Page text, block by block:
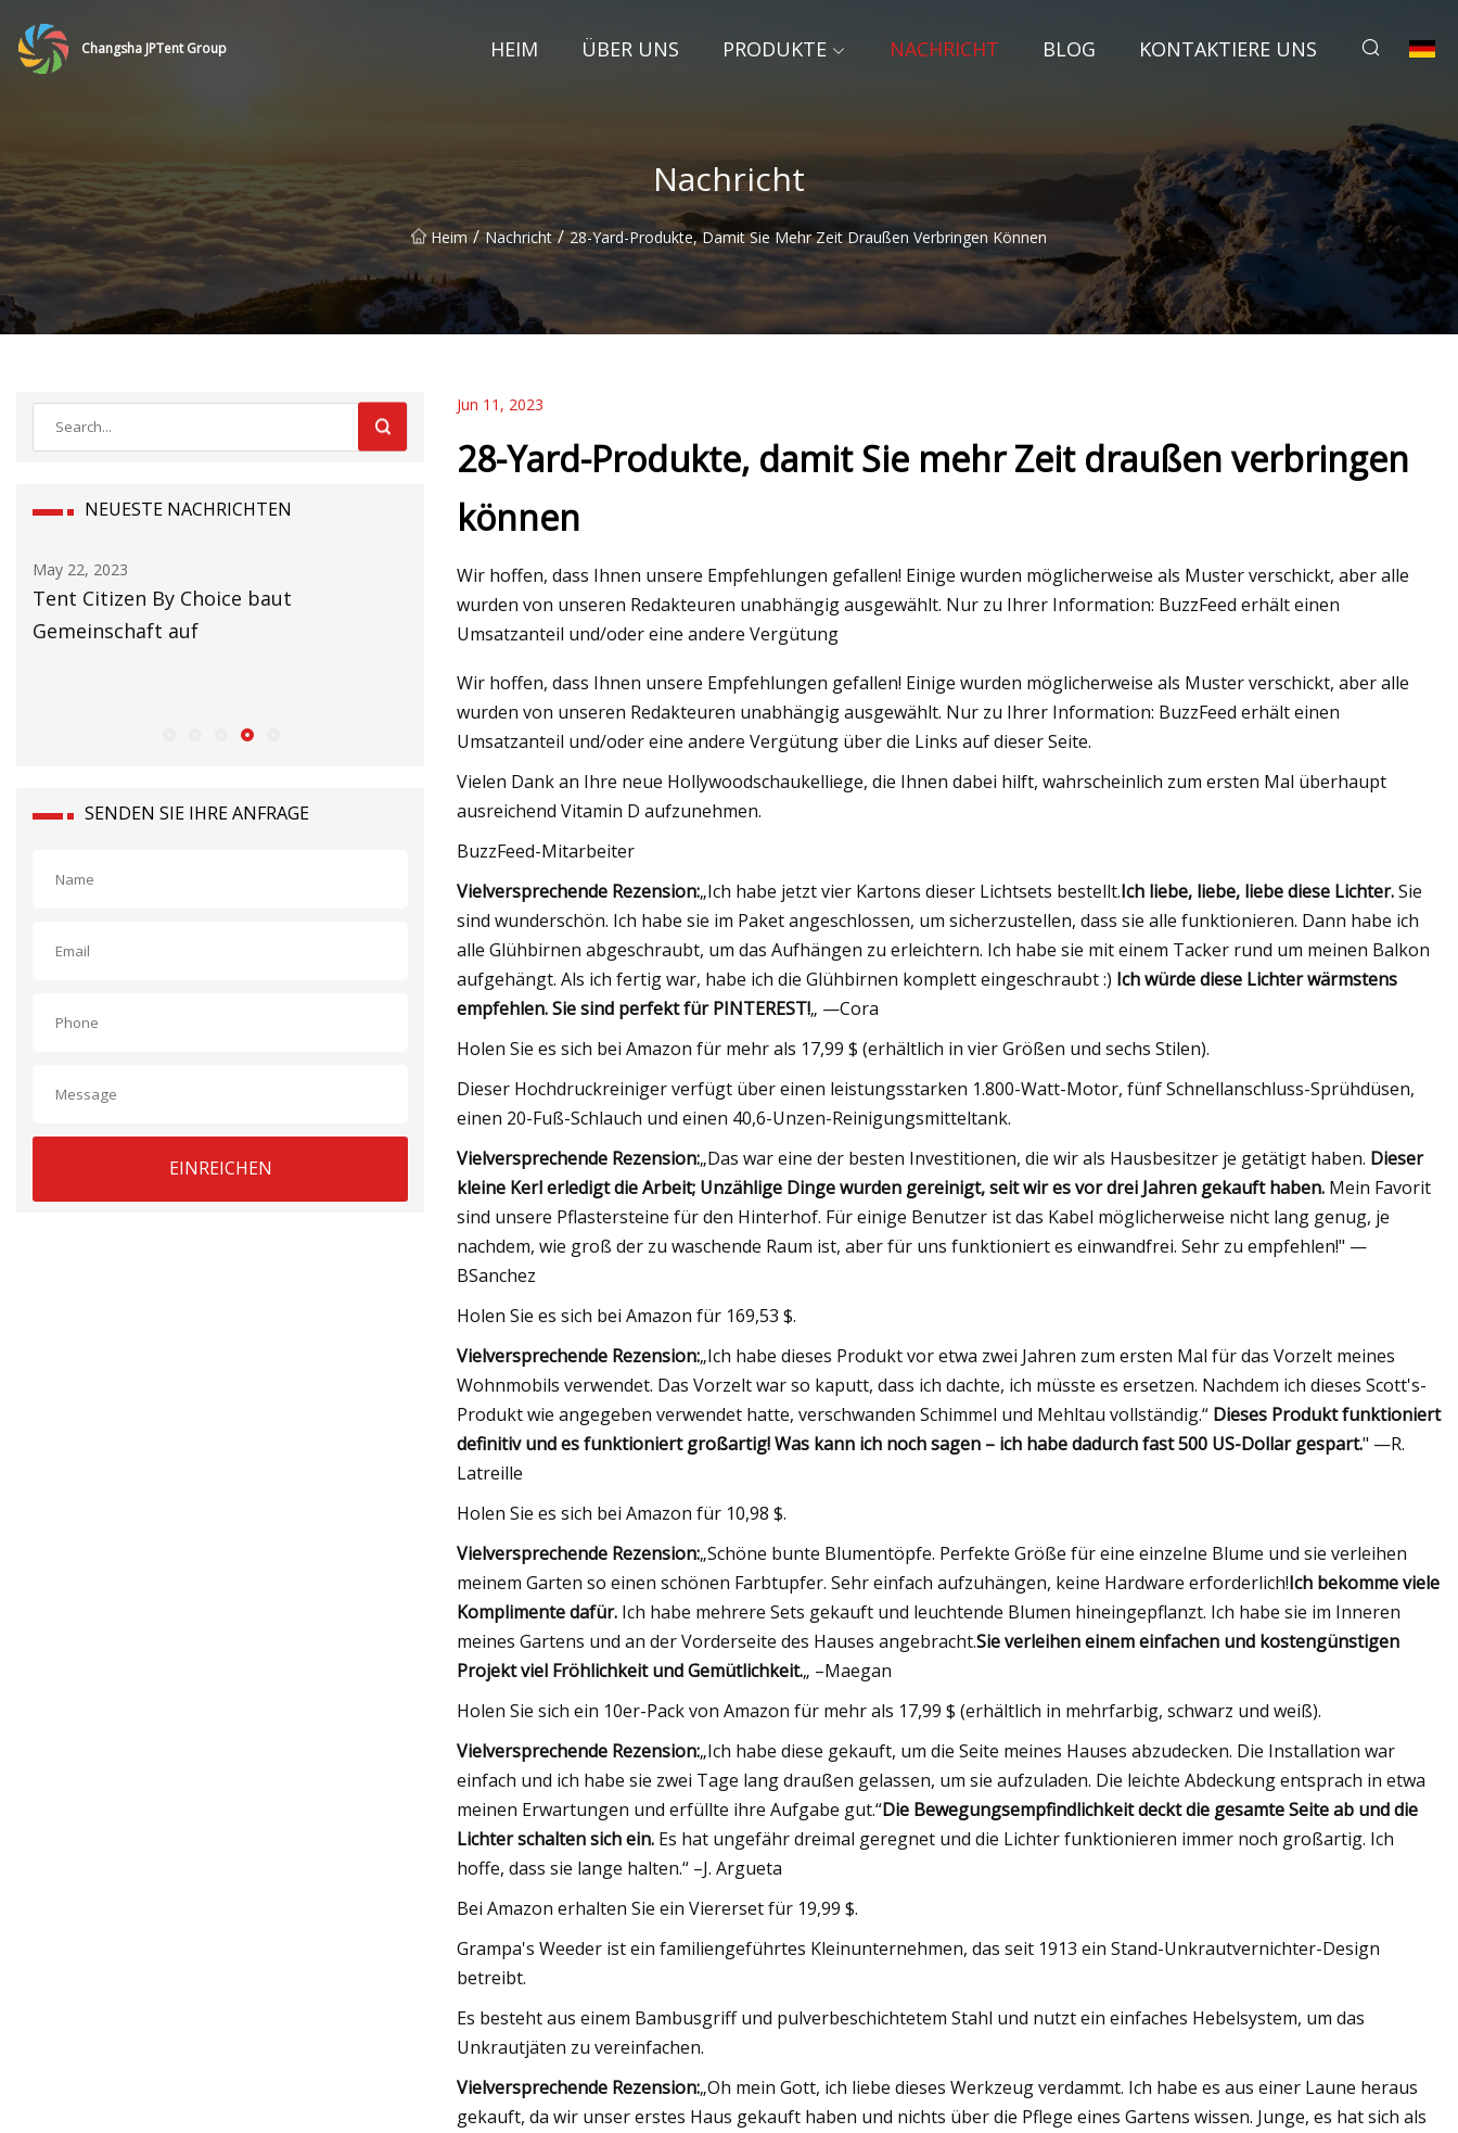
Changsha JPTent Group HEIM ÜBER UNS PRODUKTE NACHRICHT BLOG KONTAKTIERE UNS
Nachricht
Heim / Nachricht / 28-Yard-Produkte, Damit Sie Mehr Zeit Draußen Verbringen Können
NEUESTE NACHRICHTEN
May 24, 2023
Polizei von Long Island identifiziert
„Fire Island Jane Doe“: Aktualisierungen
May 16, 2023
Brände, die in Obdachlosenlagern ihren
Ursprung haben, sind mittlerweile für
verantwortlich
SENDEN SIE IHRE ANFRAGE
EINREICHEN
Jun 11, 2023
28-Yard-Produkte, damit Sie mehr Zeit draußen verbringen
können
Wir hoffen, dass Ihnen unsere Empfehlungen gefallen! Einige wurden möglicherweise als Muster verschickt, aber alle
wurden von unseren Redakteuren unabhängig ausgewählt. Nur zu Ihrer Information: BuzzFeed erhält einen
Umsatzanteil und/oder eine andere Vergütung
Wir hoffen, dass Ihnen unsere Empfehlungen gefallen! Einige wurden möglicherweise als Muster verschickt, aber alle
wurden von unseren Redakteuren unabhängig ausgewählt. Nur zu Ihrer Information: BuzzFeed erhält einen
Umsatzanteil und/oder eine andere Vergütung über die Links auf dieser Seite.
Vielen Dank an Ihre neue Hollywoodschaukelliege, die Ihnen dabei hilft, wahrscheinlich zum ersten Mal überhaupt
ausreichend Vitamin D aufzunehmen.
BuzzFeed-Mitarbeiter
Vielversprechende Rezension:„Ich habe jetzt vier Kartons dieser Lichtsets bestellt.Ich liebe, liebe, liebe diese Lichter.Sie
sind wunderschön. Ich habe sie im Paket angeschlossen, um sicherzustellen, dass sie alle funktionieren. Dann habe ich
alle Glühbirnen abgeschraubt, um das Aufhängen zu erleichtern. Ich habe sie mit einem Tacker rund um meinen Balkon
aufgehängt. Als ich fertig war, habe ich die Glühbirnen komplett eingeschraubt :) Ich würde diese Lichter wärmstens
empfehlen. Sie sind perfekt für PINTEREST!„ —Cora
Holen Sie es sich bei Amazon für mehr als 17,99 $ (erhältlich in vier Größen und sechs Stilen).
Dieser Hochdruckreiniger verfügt über einen leistungsstarken 1.800-Watt-Motor, fünf Schnellanschluss-Sprühdüsen,
einen 20-Fuß-Schlauch und einen 40,6-Unzen-Reinigungsmitteltank.
Vielversprechende Rezension:„Das war eine der besten Investitionen, die wir als Hausbesitzer je getätigt haben. Dieser
kleine Kerl erledigt die Arbeit; Unzählige Dinge wurden gereinigt, seit wir es vor drei Jahren gekauft haben. Mein Favorit
sind unsere Pflastersteine ​​für den Hinterhof. Für einige Benutzer ist das Kabel möglicherweise nicht lang genug, je
nachdem, wie groß der zu waschende Raum ist, aber für uns funktioniert es einwandfrei. Sehr zu empfehlen!" —
BSanchez
Holen Sie es sich bei Amazon für 169,53 $.
Vielversprechende Rezension:„Ich habe dieses Produkt vor etwa zwei Jahren zum ersten Mal für das Vorzelt meines
Wohnmobils verwendet. Das Vorzelt war so kaputt, dass ich dachte, ich müsste es ersetzen. Nachdem ich dieses Scott's-
Produkt wie angegeben verwendet hatte, verschwanden Schimmel und Mehltau vollständig.“ Dieses Produkt funktioniert
definitiv und es funktioniert großartig! Was kann ich noch sagen – ich habe dadurch fast 500 US-Dollar gespart." —R.
Latreille
Holen Sie es sich bei Amazon für 10,98 $.
Vielversprechende Rezension:„Schöne bunte Blumentöpfe. Perfekte Größe für eine einzelne Blume und sie verleihen
meinem Garten so einen schönen Farbtupfer. Sehr einfach aufzuhängen, keine Hardware erforderlich!Ich bekomme viele
Komplimente dafür. Ich habe mehrere Sets gekauft und leuchtende Blumen hineingepflanzt. Ich habe sie im Inneren
meines Gartens und an der Vorderseite des Hauses angebracht.Sie verleihen einem einfachen und kostengünstigen
Projekt viel Fröhlichkeit und Gemütlichkeit.„ –Maegan
Holen Sie sich ein 10er-Pack von Amazon für mehr als 17,99 $ (erhältlich in mehrfarbig, schwarz und weiß).
Vielversprechende Rezension:„Ich habe diese gekauft, um die Seite meines Hauses abzudecken. Die Installation war
einfach und ich habe sie zwei Tage lang draußen gelassen, um sie aufzuladen. Die leichte Abdeckung entsprach in etwa
meinen Erwartungen und erfüllte ihre Aufgabe gut.“Die Bewegungsempfindlichkeit deckt die gesamte Seite ab und die
Lichter schalten sich ein. Es hat ungefähr dreimal geregnet und die Lichter funktionieren immer noch großartig. Ich
hoffe, dass sie lange halten.“ –J. Argueta
Bei Amazon erhalten Sie ein Viererset für 19,99 $.
Grampa's Weeder ist ein familiengeführtes Kleinunternehmen, das seit 1913 ein Stand-Unkrautvernichter-Design
betreibt.
Es besteht aus einem Bambusgriff und pulverbeschichtetem Stahl und nutzt ein einfaches Hebelsystem, um das
Unkrautjäten zu vereinfachen.
Vielversprechende Rezension:„Oh mein Gott, ich liebe dieses Werkzeug verdammt. Ich habe es aus einer Laune heraus
gekauft, da wir unser erstes Haus gekauft haben und nichts über die Pflege eines Gartens wissen. Junge, es hat sich als